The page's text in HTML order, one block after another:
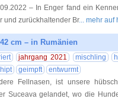
– In Enger fand ein
und zurückhaltender Br... mehr auf
cm – in Rumänien
jahrgang 2021 mischling
geimpft
entwurmt
Fellnasen, ist unsere
Suceava gelandet, wo die